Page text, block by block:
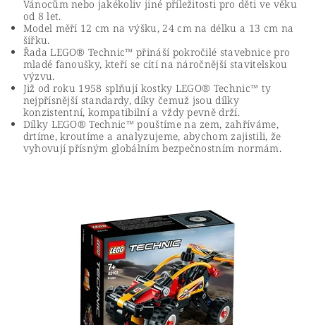
Vánocům nebo jakékoliv jiné příležitosti pro děti ve věku
od 8 let.
Model měří 12 cm na výšku, 24 cm na délku a 13 cm na
šířku.
Řada LEGO® Technic™ přináší pokročilé stavebnice pro
mladé fanoušky, kteří se cítí na náročnější stavitelskou
výzvu.
Již od roku 1958 splňují kostky LEGO® Technic™ ty
nejpřísnější standardy, díky čemuž jsou dílky
konzistentní, kompatibilní a vždy pevně drží.
Dílky LEGO® Technic™ pouštíme na zem, zahříváme,
drtíme, kroutíme a analyzujeme, abychom zajistili, že
vyhovují přísným globálním bezpečnostním normám.